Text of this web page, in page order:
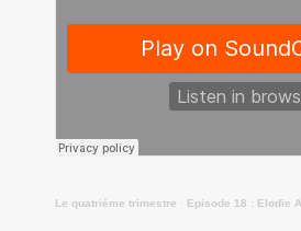
Le quatrième trimestre · Episode 18 : Elodie